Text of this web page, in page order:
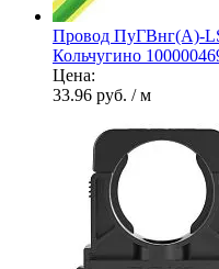
Провод ПуГВнг(А)-
Кольчугино
Цена:
33.96 руб. / м